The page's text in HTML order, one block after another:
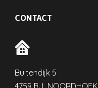
CONTACT
Buitendijk 5